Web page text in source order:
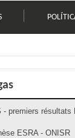
- premiers résultats
ESRA - ONISR